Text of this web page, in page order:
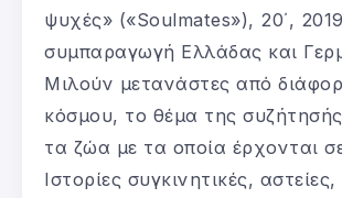
ψυχές» («Soulmates»), 20΄,
συμπαραγωγή Ελλάδας και
Μιλούν μετανάστες από
κόσμου, το θέμα της συζήτησής
τα ζώα με τα οποία έρχονται
Ιστορίες συγκινητικές,